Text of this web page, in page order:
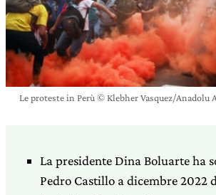
Le proteste in Perù © Klebher Vasquez/Anadolu
La presidente Dina Boluarte ha
Pedro Castillo a dicembre 2022